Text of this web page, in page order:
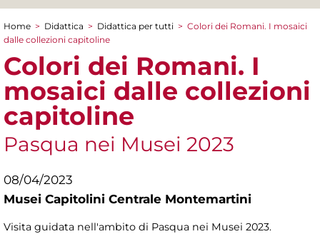
Tu sei qui
Home > Didattica > Didattica per tutti > Colori dei Romani. I mosaici
dalle collezioni capitoline
Colori dei Romani. I
mosaici dalle collezioni
capitoline
Pasqua nei Musei 2023
08/04/2023
Musei Capitolini Centrale Montemartini
Visita guidata nell'ambito di Pasqua nei Musei 2023.